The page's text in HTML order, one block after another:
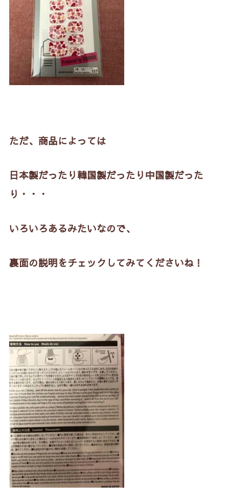
ただ、商品によっては
日本製だったり韓国製だったり中国製だった
り・・・
いろいろあるみたいなので、
裏面の説明をチェックしてみてくださいね！